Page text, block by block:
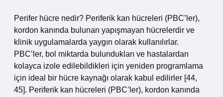
Perifer hücre nedir? Periferik kan hücreleri (PBC’ler),
kordon kanında bulunan yapışmayan hücrelerdir ve
klinik uygulamalarda yaygın olarak kullanılırlar.
PBC’ler, bol miktarda bulundukları ve hastalardan
kolayca izole edilebildikleri için yeniden programlama
için ideal bir hücre kaynağı olarak kabul edilirler [44,
45]. Periferik kan hücreleri (PBC’ler), kordon kanında